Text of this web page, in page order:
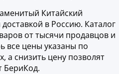
Китайский
в Россию. Каталог
от тысячи продавцов и
все цены указаны по
а снизить цену позволят
БериКод.